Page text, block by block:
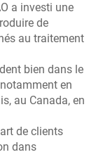
a investi une
de
au traitement
bien dans le
en
au Canada, en
de clients
dans